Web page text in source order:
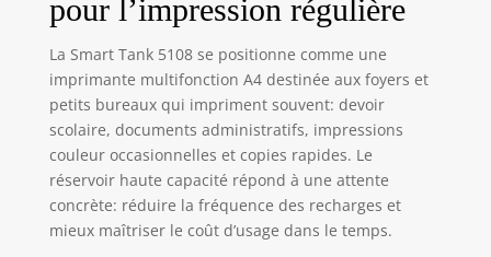
dispose d’un
automatique pour
vérifier le niveau
d’encre et l’ajout
d’encre n’a jamais
été aussi simple,
grâce au système
de recharge hp
Jusqu’à 6 000
pages en noir et
pour l’impression régulière
La Smart Tank 5108 se positionne comme une
imprimante multifonction A4 destinée aux foyers et
petits bureaux qui impriment souvent: devoir
scolaire, documents administratifs, impressions
couleur occasionnelles et copies rapides. Le
réservoir haute capacité répond à une attente
concrète: réduire la fréquence des recharges et
mieux maîtriser le coût d’usage dans le temps.